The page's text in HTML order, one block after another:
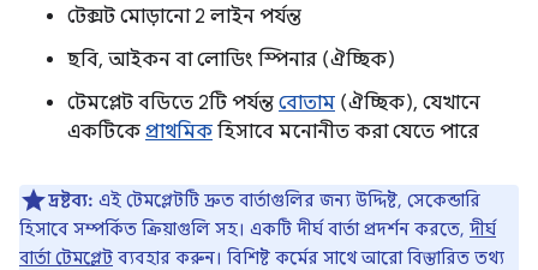
টেক্সট মোড়ানো 2 লাইন পর্যন্ত
ছবি, আইকন বা লোডিং স্পিনার (ঐচ্ছিক)
টেমপ্লেট বডিতে 2টি পর্যন্ত বোতাম (ঐচ্ছিক), যেখানে
একটিকে প্রাথমিক হিসাবে মনোনীত করা যেতে পারে
দ্রষ্টব্য: এই টেমপ্লেটটি দ্রুত বার্তাগুলির জন্য উদ্দিষ্ট, সেকেন্ডারি
হিসাবে সম্পর্কিত ক্রিয়াগুলি সহ। একটি দীর্ঘ বার্তা প্রদর্শন করতে, দীর্ঘ
বার্তা টেমপ্লেট ব্যবহার করুন। বিশিষ্ট কর্মের সাথে আরো বিস্তারিত তথ্য